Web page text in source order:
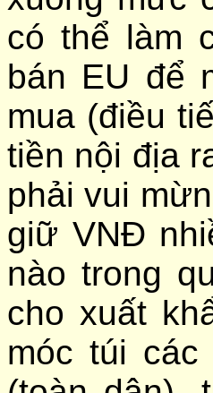
có thể làm
bán EU để
mua (điều
tiền nội địa
phải vui
giữ VNĐ
nào trong
cho xuất
móc túi